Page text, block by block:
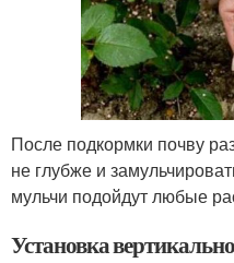
После подкормки почву
не глубже и
мульчи подойдут любые
Установка